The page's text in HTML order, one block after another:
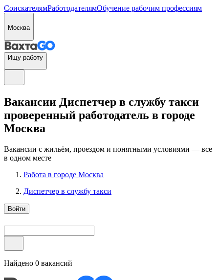
СоискателямРаботодателямОбучение рабочим профессиям
Москва
Ищу работу
Вакансии Диспетчер в службу такси
проверенный работодатель в городе
Москва
Вакансии с жильём, проездом и понятными условиями — все
в одном месте
Работа в городе Москва
Диспетчер в службу такси
Войти
Найдено 0 вакансий